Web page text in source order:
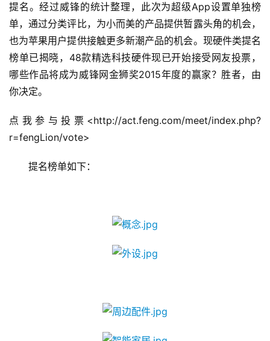
首
游
提名。经过威锋的统计整理，此次为超级App设置单独榜
单，通过分类评比，为小而美的产品提供暂露头角的机会，
也为苹果用户提供接触更多新潮产品的机会。现硬件类提名
榜单已揭晓，48款精选科技硬件现已开始接受网友投票，
哪些作品将成为威锋网金狮奖2015年度的赢家？胜者，由
你决定。
点我参与投票<http://act.feng.com/meet/index.php?
r=fengLion/vote>
提名榜单如下：